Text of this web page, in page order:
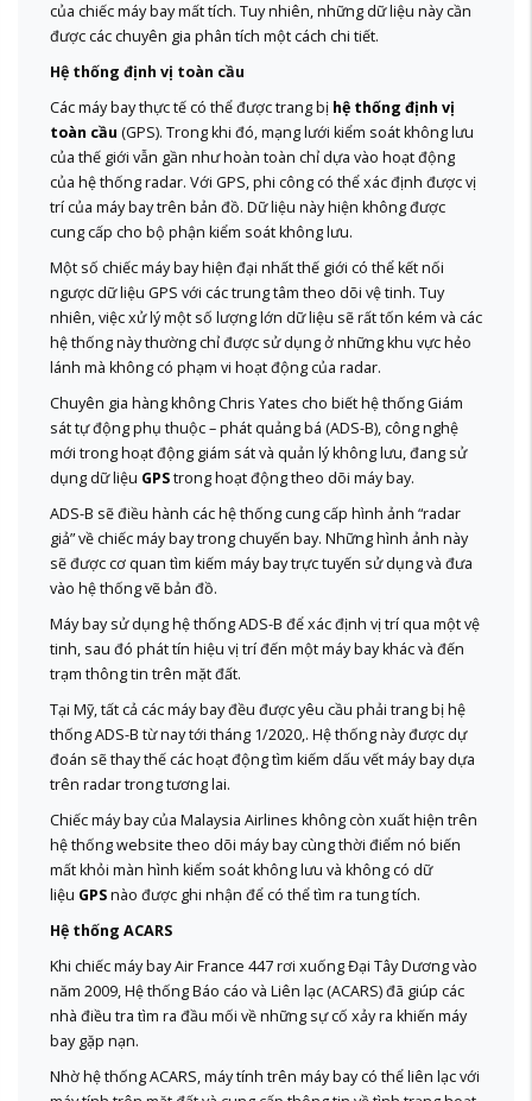
của chiếc máy bay mất tích. Tuy nhiên, những dữ liệu này cần
được các chuyên gia phân tích một cách chi tiết.
Hệ thống định vị toàn cầu
Các máy bay thực tế có thể được trang bị hệ thống định vị
toàn cầu (GPS). Trong khi đó, mạng lưới kiểm soát không lưu
của thế giới vẫn gần như hoàn toàn chỉ dựa vào hoạt động
của hệ thống radar. Với GPS, phi công có thể xác định được vị
trí của máy bay trên bản đồ. Dữ liệu này hiện không được
cung cấp cho bộ phận kiểm soát không lưu.
Một số chiếc máy bay hiện đại nhất thế giới có thể kết nối
ngược dữ liệu GPS với các trung tâm theo dõi vệ tinh. Tuy
nhiên, việc xử lý một số lượng lớn dữ liệu sẽ rất tốn kém và các
hệ thống này thường chỉ được sử dụng ở những khu vực hẻo
lánh mà không có phạm vi hoạt động của radar.
Chuyên gia hàng không Chris Yates cho biết hệ thống Giám
sát tự động phụ thuộc – phát quảng bá (ADS-B), công nghệ
mới trong hoạt động giám sát và quản lý không lưu, đang sử
dụng dữ liệu GPStrong hoạt động theo dõi máy bay.
ADS-B sẽ điều hành các hệ thống cung cấp hình ảnh “radar
giả” về chiếc máy bay trong chuyến bay. Những hình ảnh này
sẽ được cơ quan tìm kiếm máy bay trực tuyến sử dụng và đưa
vào hệ thống vẽ bản đồ.
Máy bay sử dụng hệ thống ADS-B để xác định vị trí qua một vệ
tinh, sau đó phát tín hiệu vị trí đến một máy bay khác và đến
trạm thông tin trên mặt đất.
Tại Mỹ, tất cả các máy bay đều được yêu cầu phải trang bị hệ
thống ADS-B từ nay tới tháng 1/2020,. Hệ thống này được dự
đoán sẽ thay thế các hoạt động tìm kiếm dấu vết máy bay dựa
trên radar trong tương lai.
Chiếc máy bay của Malaysia Airlines không còn xuất hiện trên
hệ thống website theo dõi máy bay cùng thời điểm nó biến
mất khỏi màn hình kiểm soát không lưu và không có dữ
liệu GPSnào được ghi nhận để có thể tìm ra tung tích.
Hệ thống ACARS
Khi chiếc máy bay Air France 447 rơi xuống Đại Tây Dương vào
năm 2009, Hệ thống Báo cáo và Liên lạc (ACARS) đã giúp các
nhà điều tra tìm ra đầu mối về những sự cố xảy ra khiến máy
bay gặp nạn.
Nhờ hệ thống ACARS, máy tính trên máy bay có thể liên lạc với